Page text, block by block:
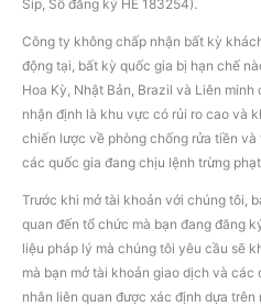
Síp, Số đăng ký HE 183254).
Công ty không chấp nhận bất kỳ
động tại, bất kỳ quốc gia bị hạn chế
Hoa Kỳ, Nhật Bản, Brazil và Liên
nhận định là khu vực có rủi ro cao và
chiến lược về phòng chống rửa tiền
các quốc gia đang chịu lệnh trừng
Trước khi mở tài khoản với chúng tôi,
quan đến tổ chức mà bạn đang đăng
liệu pháp lý mà chúng tôi yêu cầu sẽ
mà bạn mở tài khoản giao dịch và các
nhân liên quan được xác định dựa